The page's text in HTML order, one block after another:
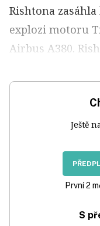
Rishtona
explozi motoru
Airbus A380.
Ještě
První 2
S